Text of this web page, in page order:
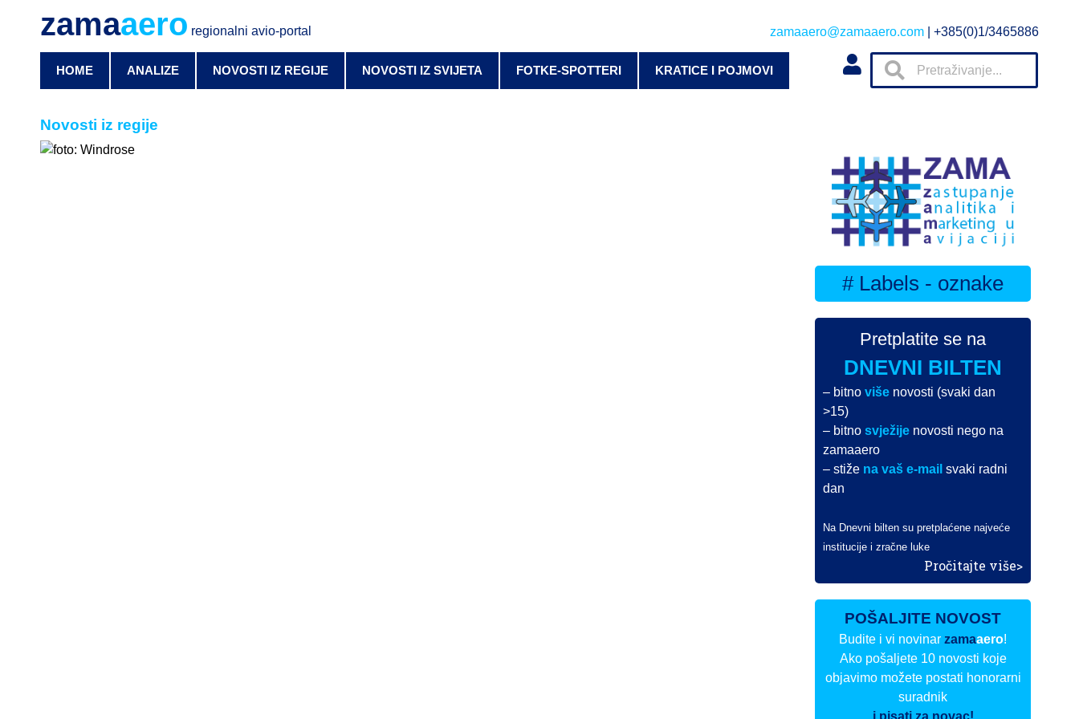
zamaaero regionalni avio-portal zamaaero@zamaaero.com | +385(0)1/3465886
HOME ANALIZE NOVOSTI IZ REGIJE NOVOSTI IZ SVIJETA FOTKE-SPOTTERI KRATICE I POJMOVI
Novosti iz regije
# Labels - oznake
Pretplatite se na
DNEVNI BILTEN
– bitnoviše novosti (svaki dan
>15)
– bitnosvježije novosti nego na
zamaaero
– stiže na vaš e-mail svaki radni
dan
Na Dnevni bilten su pretplaćene najveće
institucije i zračne luke
Pročitajte više>
POŠALJITE NOVOST
Budite i vi novinarzamaaero!
Ako pošaljete 10 novosti koje
objavimo možete postati honorarni
suradnik
i pisati za novac!